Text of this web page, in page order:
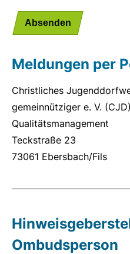
Absenden
Meldungen per
Christliches
gemeinnütziger e. V. (CJD)
Qualitätsmanagement
Teckstraße 23
73061 Ebersbach/Fils
Ombudsperson